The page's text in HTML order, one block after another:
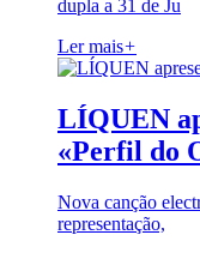
dupla a 31 de Ju
Ler mais+
LÍQUEN
«Perfil do
Nova canção
representação,